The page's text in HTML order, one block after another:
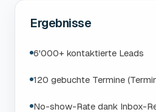
Ergebnisse
6'000+ kontaktierte Leads
120 gebuchte Termine
No-show-Rate dank Inbox-